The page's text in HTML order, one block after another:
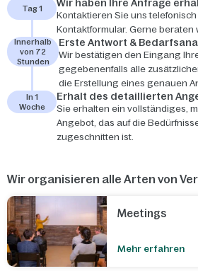
Tag 1 Wir haben Ihre Anfrage
Kontaktieren Sie uns
Kontaktformular. Gerne beraten
Innerhalb
von 72
Stunden
Erste Antwort &
Wir bestätigen den Eingang
gegebenenfalls alle
die Erstellung eines genauen
In 1
Woche
Erhalt des detaillierten
Sie erhalten ein vollständiges,
Angebot, das auf die
zugeschnitten ist.
Wir organisieren alle Arten von
Meetings
Mehr erfahren